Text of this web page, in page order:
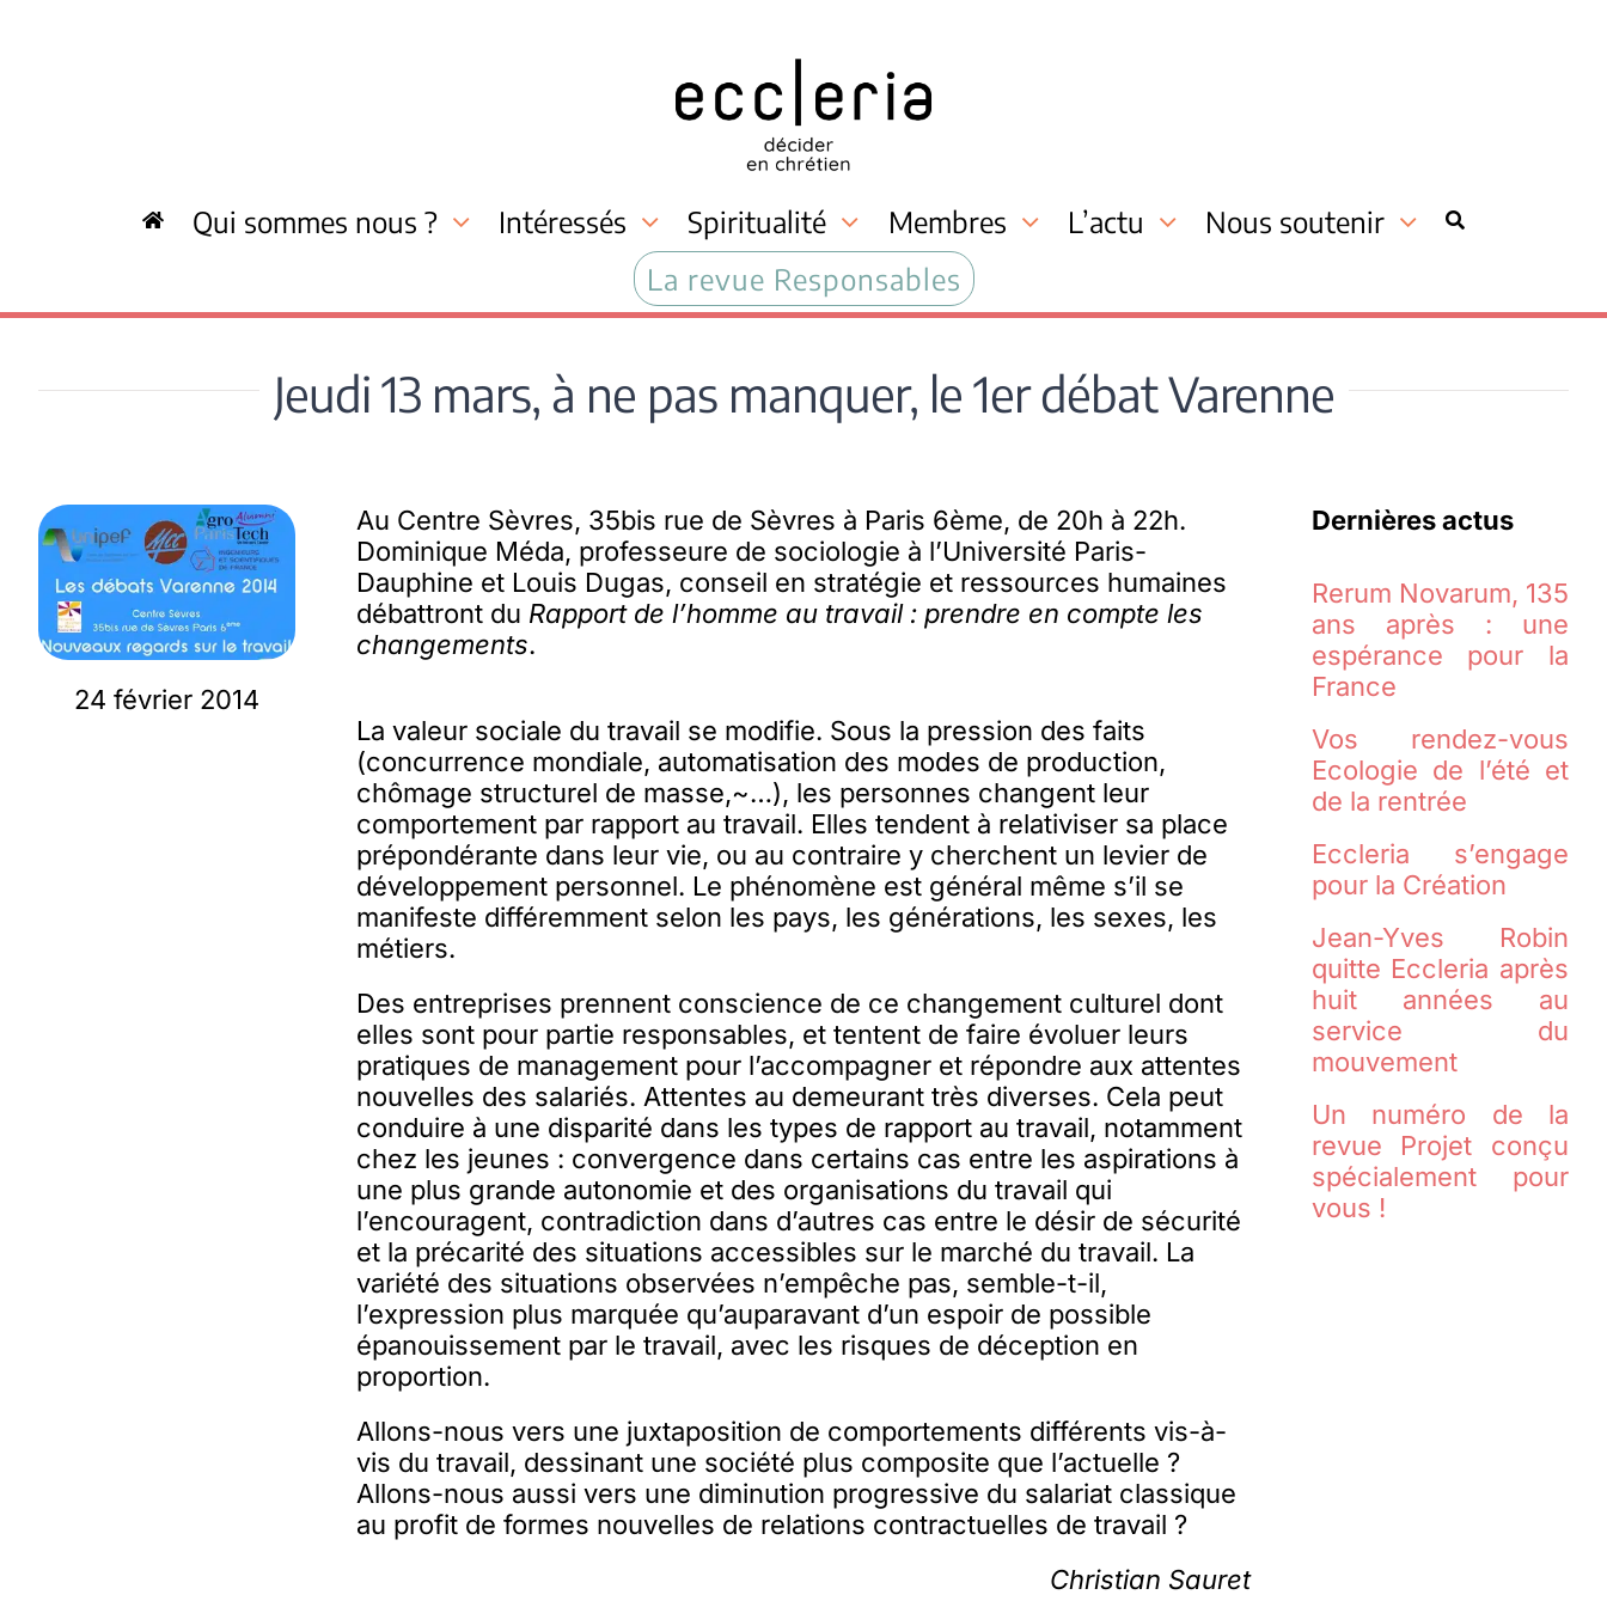
Qui sommes nous ? Intéressés Spiritualité Membres L’actu
Nous soutenir
La revue Responsables
Jeudi 13 mars, à ne pas manquer, le 1er débat Varenne
24 février 2014
Au Centre Sèvres, 35bis rue de Sèvres à Paris 6ème, de 20h à 22h.
Dominique Méda, professeure de sociologie à l’Université Paris-
Dauphine et Louis Dugas, conseil en stratégie et ressources humaines
débattront du Rapport de l’homme au travail : prendre en compte les
changements.
La valeur sociale du travail se modifie. Sous la pression des faits
(concurrence mondiale, automatisation des modes de production,
chômage structurel de masse,~…), les personnes changent leur
comportement par rapport au travail. Elles tendent à relativiser sa place
prépondérante dans leur vie, ou au contraire y cherchent un levier de
développement personnel. Le phénomène est général même s’il se
manifeste différemment selon les pays, les générations, les sexes, les
métiers.
Des entreprises prennent conscience de ce changement culturel dont
elles sont pour partie responsables, et tentent de faire évoluer leurs
pratiques de management pour l’accompagner et répondre aux attentes
nouvelles des salariés. Attentes au demeurant très diverses. Cela peut
conduire à une disparité dans les types de rapport au travail, notamment
chez les jeunes : convergence dans certains cas entre les aspirations à
une plus grande autonomie et des organisations du travail qui
l’encouragent, contradiction dans d’autres cas entre le désir de sécurité
et la précarité des situations accessibles sur le marché du travail. La
variété des situations observées n’empêche pas, semble-t-il,
l’expression plus marquée qu’auparavant d’un espoir de possible
épanouissement par le travail, avec les risques de déception en
proportion.
Allons-nous vers une juxtaposition de comportements différents vis-à-
vis du travail, dessinant une société plus composite que l’actuelle ?
Allons-nous aussi vers une diminution progressive du salariat classique
au profit de formes nouvelles de relations contractuelles de travail ?
Christian Sauret
Dernières actus
Rerum Novarum, 135
ans après : une
espérance pour la
France
Vos rendez-vous
Ecologie de l’été et
de la rentrée
Eccleria s’engage
pour la Création
Jean-Yves Robin
quitte Eccleria après
huit années au
service du
mouvement
Un numéro de la
revue Projet conçu
spécialement pour
vous !